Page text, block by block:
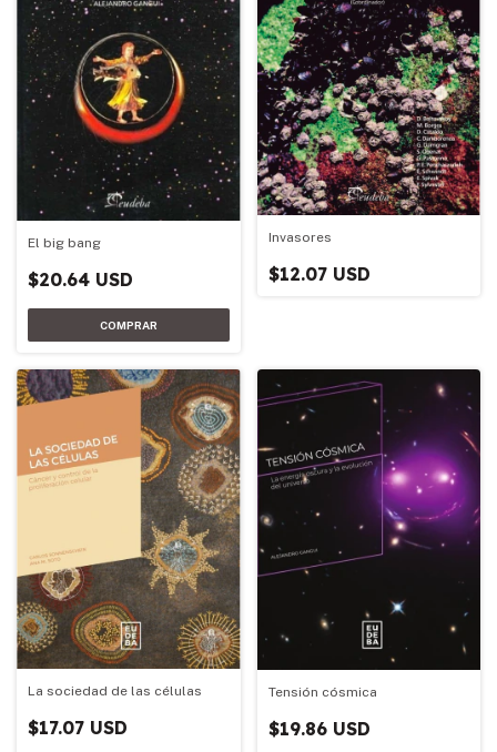
El big bang
$20.64 USD
Invasores
$12.07 USD
La sociedad de las células
$17.07 USD
Tensión cósmica
$19.86 USD